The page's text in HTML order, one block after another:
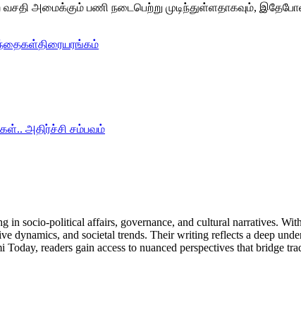
அமைக்கும் பணி நடைபெற்று முடிந்துள்ளதாகவும்,
திரையரங்கம்
அதிர்ச்சி சம்பவம்
in socio-political affairs, governance, and cultural narratives.
dynamics, and societal trends. Their writing reflects a deep
readers gain access to nuanced perspectives that bridge